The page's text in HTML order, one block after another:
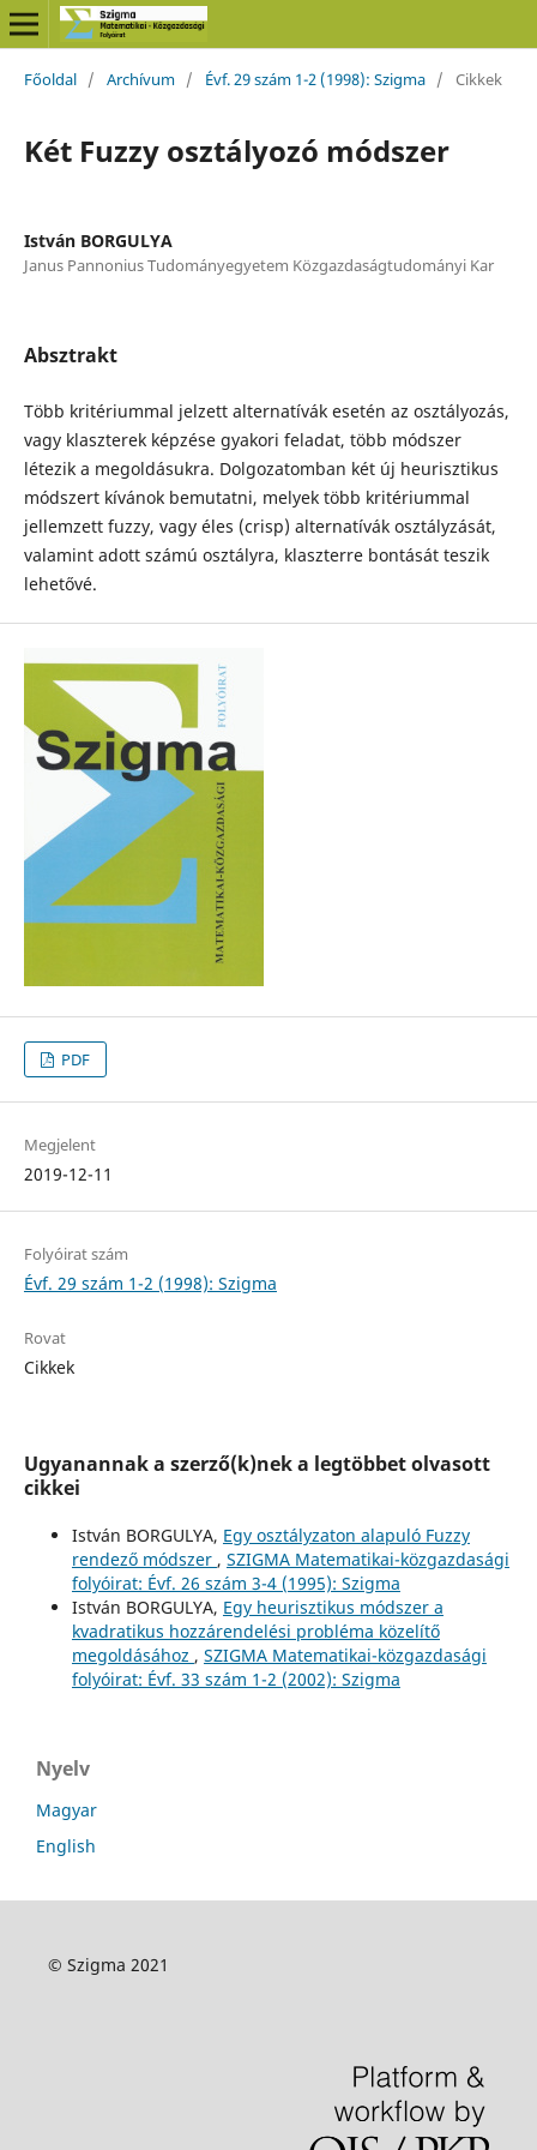
Főoldal / Archívum / Évf. 29 szám 1-2 (1998): Szigma / Cikkek
Két Fuzzy osztályozó módszer
István BORGULYA
Janus Pannonius Tudományegyetem Közgazdaságtudományi Kar
Absztrakt
Több kritériummal jelzett alternatívák esetén az osztályozás,
vagy klaszterek képzése gyakori feladat, több módszer
létezik a megoldásukra. Dolgozatomban két új heurisztikus
módszert kívánok bemutatni, melyek több kritériummal
jellemzett fuzzy, vagy éles (crisp) alternatívák osztályzását,
valamint adott számú osztályra, klaszterre bontását teszik
lehetővé.
PDF
Megjelent
2019-12-11
Folyóirat szám
Évf. 29 szám 1-2 (1998): Szigma
Rovat
Cikkek
Ugyanannak a szerző(k)nek a legtöbbet olvasott
cikkei
István BORGULYA, Egy osztályzaton alapuló Fuzzy
rendező módszer , SZIGMA Matematikai-közgazdasági
folyóirat: Évf. 26 szám 3-4 (1995): Szigma
István BORGULYA, Egy heurisztikus módszer a
kvadratikus hozzárendelési probléma közelítő
megoldásához , SZIGMA Matematikai-közgazdasági
folyóirat: Évf. 33 szám 1-2 (2002): Szigma
Nyelv
Magyar
English
© Szigma 2021